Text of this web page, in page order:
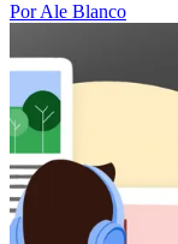
Por Ale Blanco